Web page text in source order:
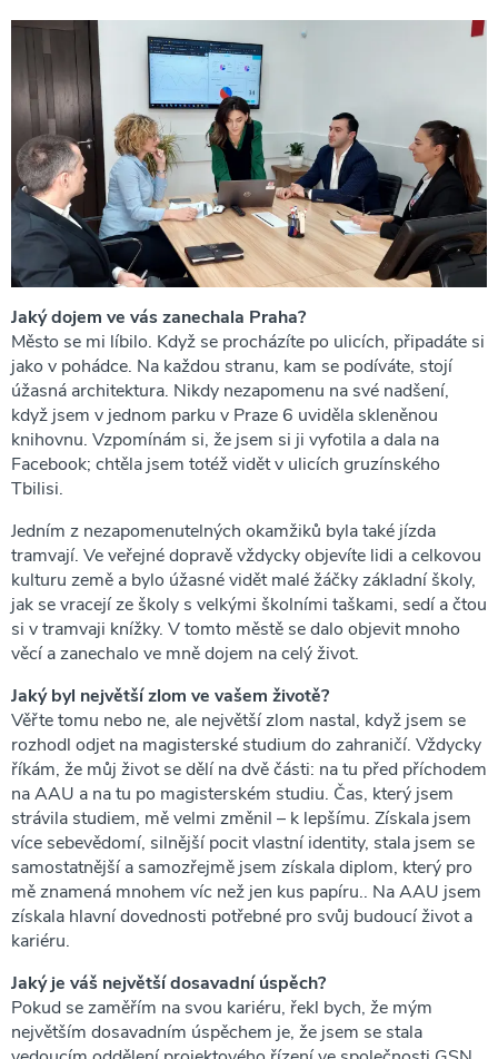
Jaký dojem ve vás zanechala Praha?
Město se mi líbilo. Když se procházíte po ulicích, připadáte si
jako v pohádce. Na každou stranu, kam se podíváte, stojí
úžasná architektura. Nikdy nezapomenu na své nadšení,
když jsem v jednom parku v Praze 6 uviděla skleněnou
knihovnu. Vzpomínám si, že jsem si ji vyfotila a dala na
Facebook; chtěla jsem totéž vidět v ulicích gruzínského
Tbilisi.
Jedním z nezapomenutelných okamžiků byla také jízda
tramvají. Ve veřejné dopravě vždycky objevíte lidi a celkovou
kulturu země a bylo úžasné vidět malé žáčky základní školy,
jak se vracejí ze školy s velkými školními taškami, sedí a čtou
si v tramvaji knížky. V tomto městě se dalo objevit mnoho
věcí a zanechalo ve mně dojem na celý život.
Jaký byl největší zlom ve vašem životě?
Věřte tomu nebo ne, ale největší zlom nastal, když jsem se
rozhodl odjet na magisterské studium do zahraničí. Vždycky
říkám, že můj život se dělí na dvě části: na tu před příchodem
na AAU a na tu po magisterském studiu. Čas, který jsem
strávila studiem, mě velmi změnil – k lepšímu. Získala jsem
více sebevědomí, silnější pocit vlastní identity, stala jsem se
samostatnější a samozřejmě jsem získala diplom, který pro
mě znamená mnohem víc než jen kus papíru.. Na AAU jsem
získala hlavní dovednosti potřebné pro svůj budoucí život a
kariéru.
Jaký je váš největší dosavadní úspěch?
Pokud se zaměřím na svou kariéru, řekl bych, že mým
největším dosavadním úspěchem je, že jsem se stala